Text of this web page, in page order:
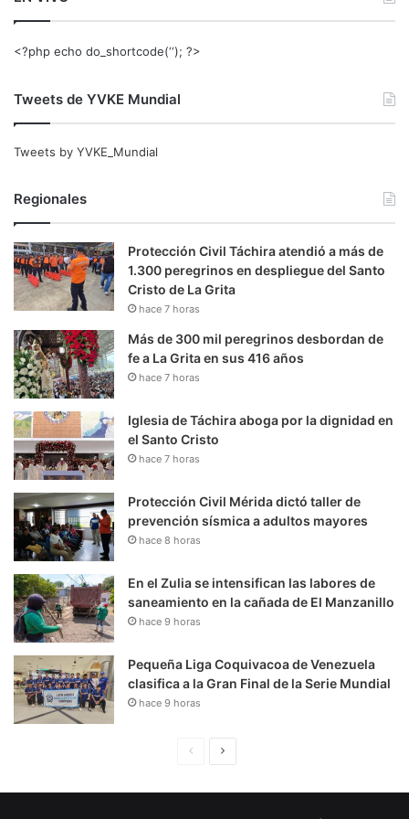
<?php echo do_shortcode(‘‘); ?>
Tweets de YVKE Mundial
Tweets by YVKE_Mundial
Regionales
Protección Civil Táchira atendió a más de
1.300 peregrinos en despliegue del Santo
Cristo de La Grita
hace 7 horas
Más de 300 mil peregrinos desbordan de
fe a La Grita en sus 416 años
hace 7 horas
Iglesia de Táchira aboga por la dignidad en
el Santo Cristo
hace 7 horas
Protección Civil Mérida dictó taller de
prevención sísmica a adultos mayores
hace 8 horas
En el Zulia se intensifican las labores de
saneamiento en la cañada de El Manzanillo
hace 9 horas
Pequeña Liga Coquivacoa de Venezuela
clasifica a la Gran Final de la Serie Mundial
hace 9 horas